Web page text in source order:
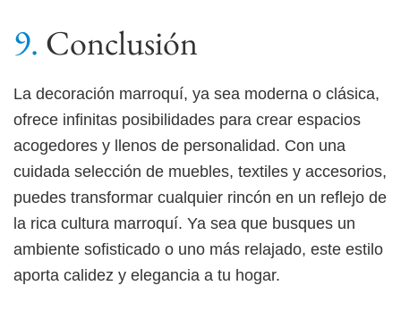
Conclusión
La decoración marroquí, ya sea moderna o clásica,
ofrece infinitas posibilidades para crear espacios
acogedores y llenos de personalidad. Con una
cuidada selección de muebles, textiles y accesorios,
puedes transformar cualquier rincón en un reflejo de
la rica cultura marroquí. Ya sea que busques un
ambiente sofisticado o uno más relajado, este estilo
aporta calidez y elegancia a tu hogar.